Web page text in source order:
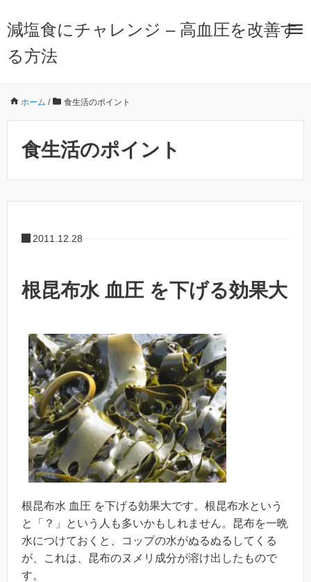
減塩食にチャレンジ – 高血圧を改善す
る方法
ホーム / 食生活のポイント
食生活のポイント
2011.12.28
根昆布水 血圧 を下げる効果大
根昆布水 血圧 を下げる効果大です。根昆布水という
と「？」という人も多いかもしれません。昆布を一晩
水につけておくと、コップの水がぬるぬるしてくる
が、これは、昆布のヌメリ成分が溶け出したもので
す。